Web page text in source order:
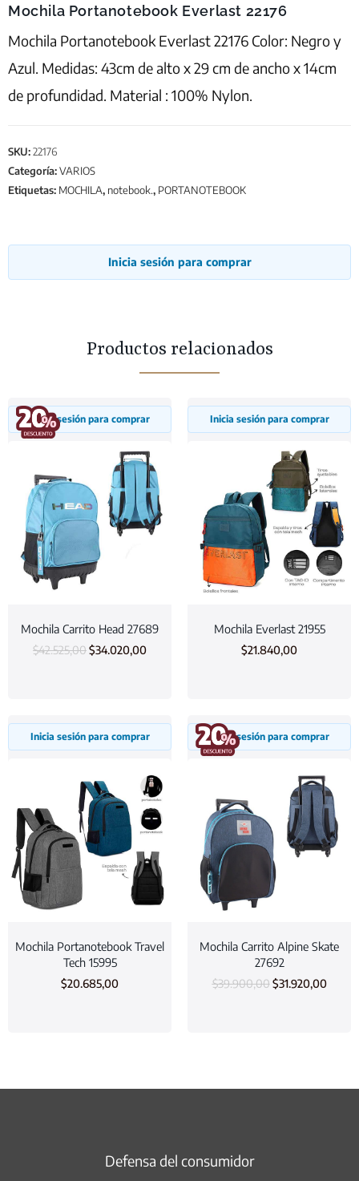
Mochila Portanotebook Everlast 22176
Mochila Portanotebook Everlast 22176 Color: Negro y
Azul. Medidas: 43cm de alto x 29 cm de ancho x 14cm
de profundidad. Material : 100% Nylon.
SKU:22176
Categoría:VARIOS
Etiquetas: MOCHILA, notebook., PORTANOTEBOOK
Inicia sesión para comprar
Productos relacionados
Inicia sesión para comprar
Mochila Carrito Head 27689
$42.525,00$34.020,00
Inicia sesión para comprar
Mochila Everlast 21955
$21.840,00
Inicia sesión para comprar
Mochila Portanotebook Travel
Tech 15995
$20.685,00
Inicia sesión para comprar
Mochila Carrito Alpine Skate
27692
$39.900,00 $31.920,00
Defensa del consumidor